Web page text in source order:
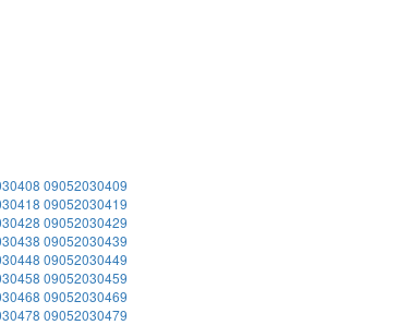
09052030409
09052030419
09052030429
09052030439
09052030449
09052030459
09052030469
09052030479